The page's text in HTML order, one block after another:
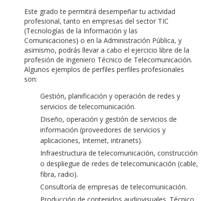
Este grado te permitirá desempeñar tu actividad
profesional, tanto en empresas del sector TIC
(Tecnologías de la Información y las
Comunicaciones) o en la Administración Pública, y
asimismo, podrás llevar a cabo el ejercicio libre de la
profesión de Ingeniero Técnico de Telecomunicación.
Algunos ejemplos de perfiles perfiles profesionales
son:
Gestión, planificación y operación de redes y
servicios de telecomunicación.
Diseño, operación y gestión de servicios de
información (proveedores de servicios y
aplicaciones, Internet, intranets).
Infraestructura de telecomunicación, construcción
o despliegue de redes de telecomunicación (cable,
fibra, radio).
Consultoría de empresas de telecomunicación.